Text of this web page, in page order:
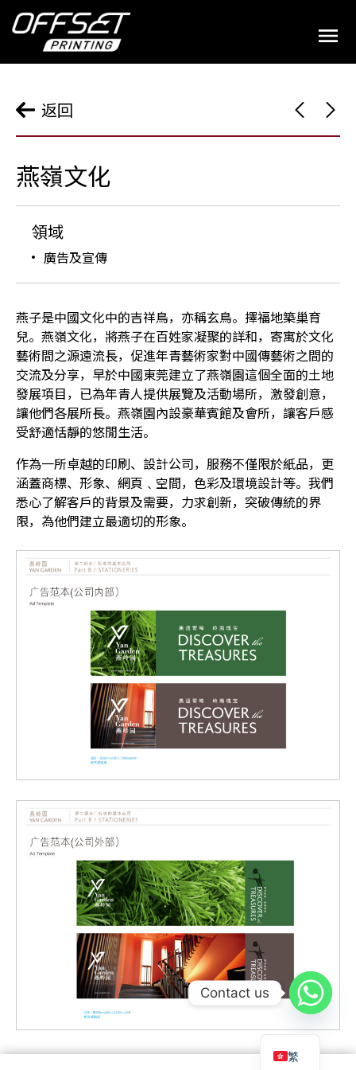
返回
燕嶺文化
領域
廣告及宣傳
燕子是中國文化中的吉祥鳥，亦稱玄鳥。擇福地築巢育
兒。燕嶺文化，將燕子在百姓家凝聚的詳和，寄寓於文化
藝術間之源遠流長，促進年青藝術家對中國傳藝術之間的
交流及分享，早於中國東莞建立了燕嶺園這個全面的土地
發展項目，已為年青人提供展覽及活動場所，激發創意，
讓他們各展所長。燕嶺園內設豪華賓館及會所，讓客戶感
受舒適恬靜的悠閒生活。
作為一所卓越的印刷、設計公司，服務不僅限於紙品，更
涵蓋商標、形象、網頁﹑空間，色彩及環境設計等。我們
悉心了解客戶的背景及需要，力求創新，突破傳統的界
限，為他們建立最適切的形象。
繁
Contact us